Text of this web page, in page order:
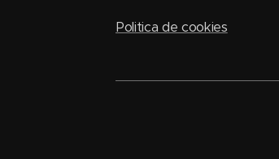
Politica de cookies